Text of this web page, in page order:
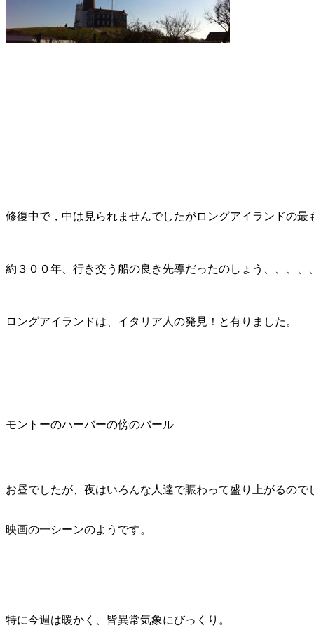
修復中で，中は見られませんでしたがロングアイランドの最
約３００年、行き交う船の良き先導だったのしょう、、、、
ロングアイランドは、イタリア人の発見！と有りました。
モントーのハーバーの傍のバール
お昼でしたが、夜はいろんな人達で賑わって盛り上がるので
映画の一シーンのようです。
特に今週は暖かく、皆異常気象にびっくり。